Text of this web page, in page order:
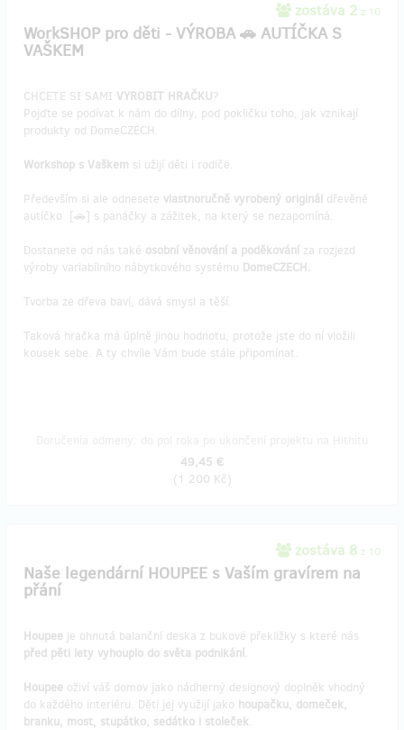
zostáva 2 z 10
WorkSHOP pro děti - VÝROBA 🚗 AUTÍČKA S
VAŠKEM
CHCETE SI SAMI VYROBIT HRAČKU?
Pojďte se podívat k nám do dílny, pod pokličku toho, jak vznikají
produkty od DomeCZECH.
Workshop s Vaškem si užijí děti i rodiče.
Především si ale odnesete vlastnoručně vyrobený originál dřevěné
autíčko [🚗] s panáčky a zážitek, na který se nezapomíná.
Dostanete od nás také osobní věnování a poděkování za rozjezd
výroby variabílního nábytkového systému DomeCZECH.
Tvorba ze dřeva baví, dává smysl a těší.
Taková hračka má úplně jinou hodnotu, protože jste do ní vložili
kousek sebe. A ty chvíle Vám bude stále připomínat.
49,45 €
(1 200 Kč)
zostáva 8 z 10
Naše legendární HOUPEE s Vaším gravírem na
přání
Houpee je ohnutá balanční deska z bukové překližky s které nás
před pěti lety vyhouplo do světa podnikání.
Houpee oživí váš domov jako nádherný designový doplněk vhodný
do každého interiéru. Děti jej využijí jako houpačku, domeček,
branku, most, stupátko, sedátko i stoleček.